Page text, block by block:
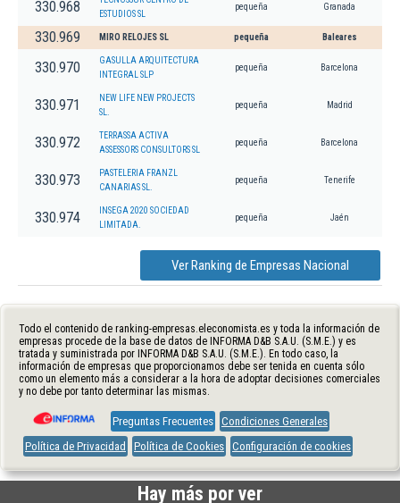
330.968
ESTUDIOS SL
pequeña Granada
330.969 MIRO RELOJES SL pequeña Baleares
330.970
GASULLA ARQUITECTURA
INTEGRAL SLP
pequeña Barcelona
330.971
NEW LIFE NEW PROJECTS
SL.
pequeña Madrid
330.972
TERRASSA ACTIVA
ASSESSORS CONSULTORS SL
pequeña Barcelona
330.973
PASTELERIA FRANZL
CANARIAS SL.
pequeña Tenerife
330.974
INSEGA 2020 SOCIEDAD
LIMITADA.
pequeña Jaén
Ver Ranking de Empresas Nacional
Todo el contenido de ranking-empresas.eleconomista.es y toda la información de
empresas procede de la base de datos de INFORMA D&B S.A.U. (S.M.E.) y es
tratada y suministrada por INFORMA D&B S.A.U. (S.M.E.). En todo caso, la
información de empresas que proporcionamos debe ser tenida en cuenta sólo
como un elemento más a considerar a la hora de adoptar decisiones comerciales
y no debe por tanto determinar las mismas.
Preguntas Frecuentes Condiciones Generales
Política de Privacidad
Política de Cookies Configuración de cookies
Hay más por ver